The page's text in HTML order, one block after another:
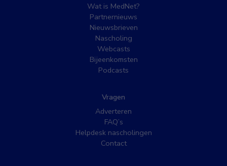
Wat is MedNet?
Partnernieuws
Nieuwsbrieven
Nascholing
Webcasts
Bijeenkomsten
Podcasts
Vragen
Adverteren
FAQ’s
Helpdesk nascholingen
Contact